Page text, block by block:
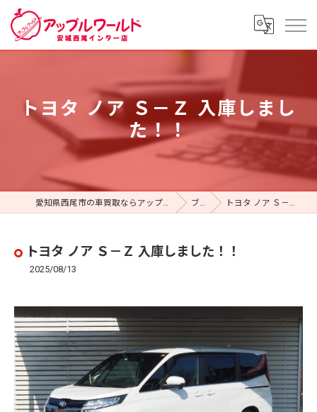
トヨタ ノア Ｓ－Ｚ 入庫しまし
た！！
愛知県西尾市の車買取ならアップルワールド 安城西尾インター店 ブログ トヨタ ノア Ｓ－Ｚ 入庫しました！！
トヨタ ノア Ｓ－Ｚ 入庫しました！！
2025/08/13